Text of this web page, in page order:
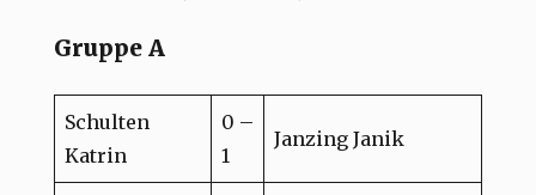
Gruppe A
Schulten
Katrin
0 –
1
Janzing Janik